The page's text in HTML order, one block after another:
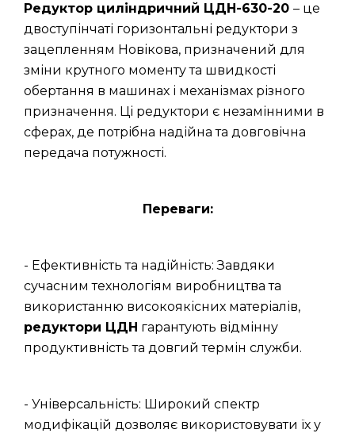
Редуктор циліндричний ЦДН-630-20 – це
двоступінчаті горизонтальні редуктори з
зацепленням Новікова, призначений для
зміни крутного моменту та швидкості
обертання в машинах і механізмах різного
призначення. Ці редуктори є незамінними в
сферах, де потрібна надійна та довговічна
передача потужності.
Переваги:
- Ефективність та надійність: Завдяки
сучасним технологіям виробництва та
використанню високоякісних матеріалів,
редуктори ЦДН гарантують відмінну
продуктивність та довгий термін служби.
- Універсальність: Широкий спектр
модифікацій дозволяє використовувати їх у